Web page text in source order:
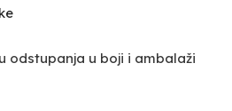
odstupanja u boji i ambalaži